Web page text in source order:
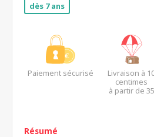
dès 7 ans
Paiement sécurisé
Livraison à
centimes
à partir de 35
Résumé